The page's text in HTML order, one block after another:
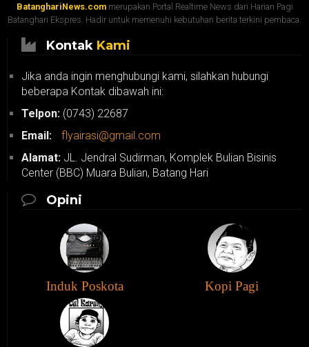
BatanghariNews.commerupakan Portal Realtime News dari Harian Pagi
Batanghari Ekspres. Hadir untuk memenuhi kebutuhan berita terkini pembaca.
Kontak Kami
Jika anda ingin menghubungi kami, silahkan hubungi
beberapa Kontak dibawah ini:
Telpon: (0743) 22687
Email:
flyairasi@gmail.com
Alamat: JL. Jendral Sudirman, Komplek Bulian Bisinis
Center (BBC) Muara Bulian, Batang Hari
Opini
Induk Poskota Kopi Pagi